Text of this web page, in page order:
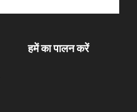
हमें का पालन करें